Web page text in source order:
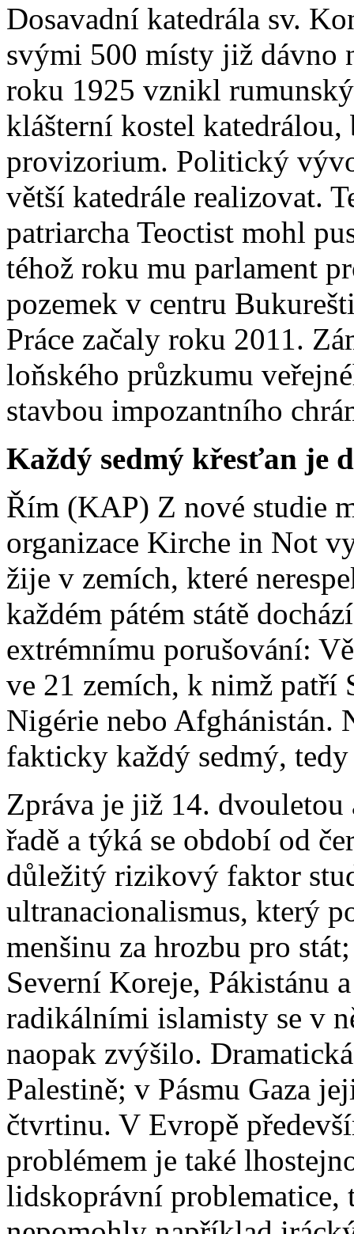
Dosavadní katedrála sv.
svými 500 místy již dávno
roku 1925 vznikl
klášterní kostel
provizorium. Politický
větší katedrále realizovat.
patriarcha Teoctist mohl
téhož roku mu parlament
pozemek v centru
Práce začaly roku 2011.
loňského průzkumu
stavbou impozantního
Každý sedmý křesťan je
Řím (KAP) Z nové studie
organizace Kirche in Not
žije v zemích, které
každém pátém státě
extrémnímu porušování:
ve 21 zemích, k nimž patří
Nigérie nebo Afghánistán.
fakticky každý sedmý,
Zpráva je již 14. dvouletou
řadě a týká se období od
důležitý rizikový faktor
ultranacionalismus, který
menšinu za hrozbu pro
Severní Koreje, Pákistánu
radikálními islamisty se v
naopak zvýšilo.
Palestině; v Pásmu Gaza
čtvrtinu. V Evropě
problémem je také
lidskoprávní problematice,